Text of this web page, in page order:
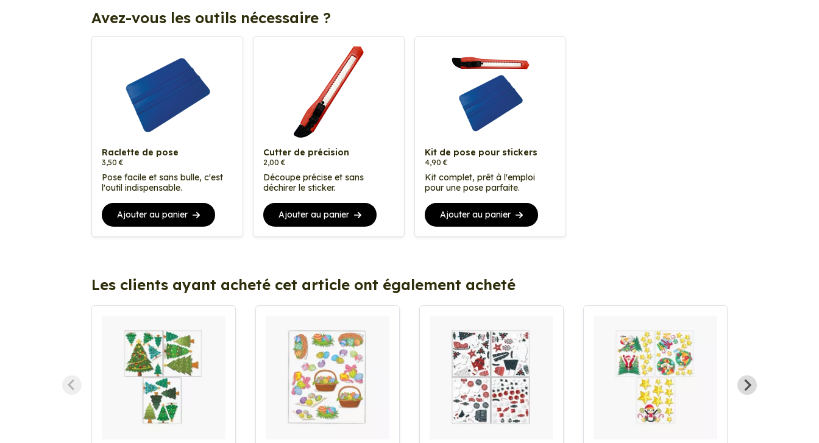
Avez-vous les outils nécessaire ?
Raclette de pose
3,50 €
Pose facile et sans bulle, c'est
l'outil indispensable.
Ajouter au panier
Cutter de précision
2,00 €
Découpe précise et sans
déchirer le sticker.
Ajouter au panier
Kit de pose pour stickers
4,90 €
Kit complet, prêt à l'emploi
pour une pose parfaite.
Ajouter au panier
Les clients ayant acheté cet article ont également acheté